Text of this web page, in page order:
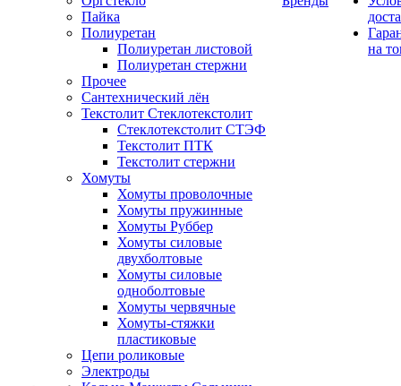
Пайка
Полиуретан
Полиуретан листовой
Полиуретан стержни
Прочее
Сантехнический лён
Текстолит Стеклотекстолит
Стеклотекстолит СТЭФ
Текстолит ПТК
Текстолит стержни
Хомуты
Хомуты проволочные
Хомуты пружинные
Хомуты Руббер
Хомуты силовые
двухболтовые
Хомуты силовые
одноболтовые
Хомуты червячные
Хомуты-стяжки
пластиковые
Цепи роликовые
Электроды
на